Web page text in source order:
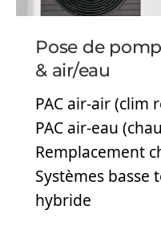
Pose de
& air/eau
PAC air-air (clim
PAC air-eau
Remplacement
Systèmes
hybride